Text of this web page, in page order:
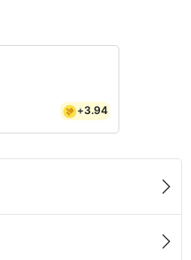
+3.94